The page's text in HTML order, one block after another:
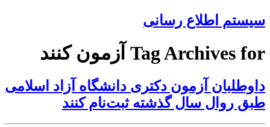
سیستم اطلاع رسانی
Tag Archives for آزمون کنند
داوطلبان آزمون دکتری دانشگاه آزاد اسلامی
طبق روال سال گذشته ثبت‌نام کنند